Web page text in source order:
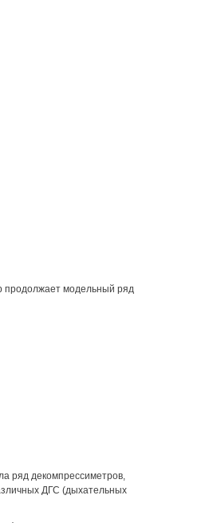
продолжает модельный ряд
ряд декомпрессиметров,
ДГС (дыхательных